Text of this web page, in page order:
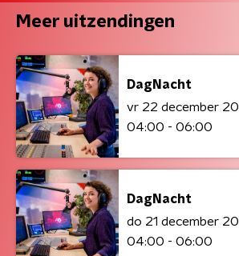
Meer uitzendingen
DagNacht
vr 22 december
04:00 - 06:00
DagNacht
do 21 december
04:00 - 06:00